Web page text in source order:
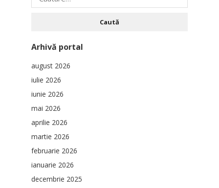
după:
Arhivă portal
august 2026
iulie 2026
iunie 2026
mai 2026
aprilie 2026
martie 2026
februarie 2026
ianuarie 2026
decembrie 2025